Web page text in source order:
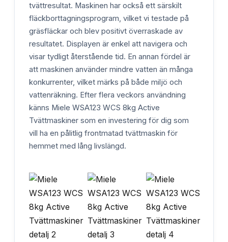
tvättresultat. Maskinen har också ett särskilt
fläckborttagningsprogram, vilket vi testade på
gräsfläckar och blev positivt överraskade av
resultatet. Displayen är enkel att navigera och
visar tydligt återstående tid. En annan fördel är
att maskinen använder mindre vatten än många
konkurrenter, vilket märks på både miljö och
vattenräkning. Efter flera veckors användning
känns Miele WSA123 WCS 8kg Active
Tvättmaskiner som en investering för dig som
vill ha en pålitlig frontmatad tvättmaskin för
hemmet med lång livslängd.